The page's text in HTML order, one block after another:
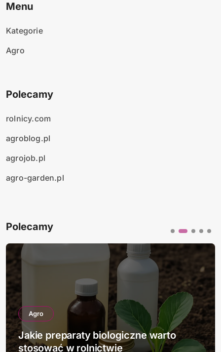
Menu
Kategorie
Agro
Polecamy
rolnicy.com
agroblog.pl
agrojob.pl
agro-garden.pl
Polecamy
Agro
Jakie preparaty biologiczne warto
stosować w rolnictwie